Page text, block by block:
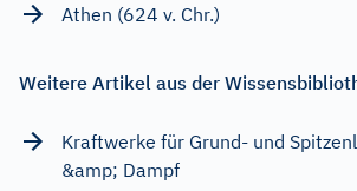
Athen (624 v. Chr.)
Weitere Artikel aus der
Kraftwerke für Grund- und
&amp; Dampf